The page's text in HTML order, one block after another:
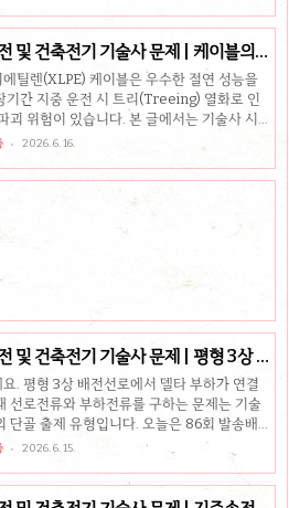
게 차폐자계(Magnetic Field): 전류에 의해
대부분의 물체에 의해 쉽게 차폐되지 않는 특
(Electromagnetic Waves): 전계와 자계가
으로 상호작용하며 빛의 속도로 진행하는 파
EMF): 송전선로 등에서 발생하는 60Hz
파 대역, 멀리 전파되지 않고 거리에 따라 급격
전계(Electric Field)와 자계(Magnetic
및 건축전기 기술사 문제 | 케이블의
열화, 96회
틸렌(XLPE) 케이블은 우수한 절연 성능을
기간 지중 운전 시 트리(Treeing) 열화로 인
괴 위험이 있습니다. 본 글에서는 기술사 시험
제되는 XLPE 케이블의 열화 원인과 종류를
를 발견하기 어려워 사전 예측 및 진단이 곤란
Tree) 및 수 트리(Water Tree)로 구분
블의 Treeing 열화의 원인과 Treeing 열화
블은 ..
2026. 6. 16.
및 건축전기 기술사 문제 | 평형 3상 배
86회
. 평형 3상 배전선로에서 델타 부하가 연결
선로전류와 부하전류를 구하는 문제는 기술
단골 출제 유형입니다. 오늘은 86회 발송배전
기 기술사 1교시에 출제된 회로이론 계산 문제
피던스 변환:Δ결선을 Y결선으로 등가 변환
던스 크기는
이 되며 위상은 변하지 않음
2026. 6. 15.